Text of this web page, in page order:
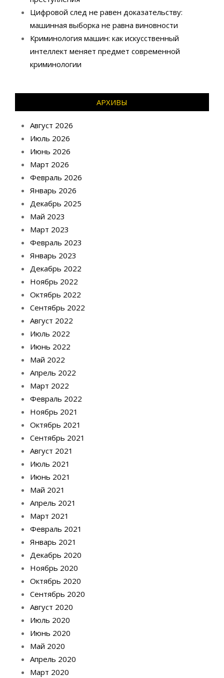
Цифровой след не равен доказательству:
машинная выборка не равна виновности
Криминология машин: как искусственный
интеллект меняет предмет современной
криминологии
АРХИВЫ
Август 2026
Июль 2026
Июнь 2026
Март 2026
Февраль 2026
Январь 2026
Декабрь 2025
Май 2023
Март 2023
Февраль 2023
Январь 2023
Декабрь 2022
Ноябрь 2022
Октябрь 2022
Сентябрь 2022
Август 2022
Июль 2022
Июнь 2022
Май 2022
Апрель 2022
Март 2022
Февраль 2022
Ноябрь 2021
Октябрь 2021
Сентябрь 2021
Август 2021
Июль 2021
Июнь 2021
Май 2021
Апрель 2021
Март 2021
Февраль 2021
Январь 2021
Декабрь 2020
Ноябрь 2020
Октябрь 2020
Сентябрь 2020
Август 2020
Июль 2020
Июнь 2020
Май 2020
Апрель 2020
Март 2020